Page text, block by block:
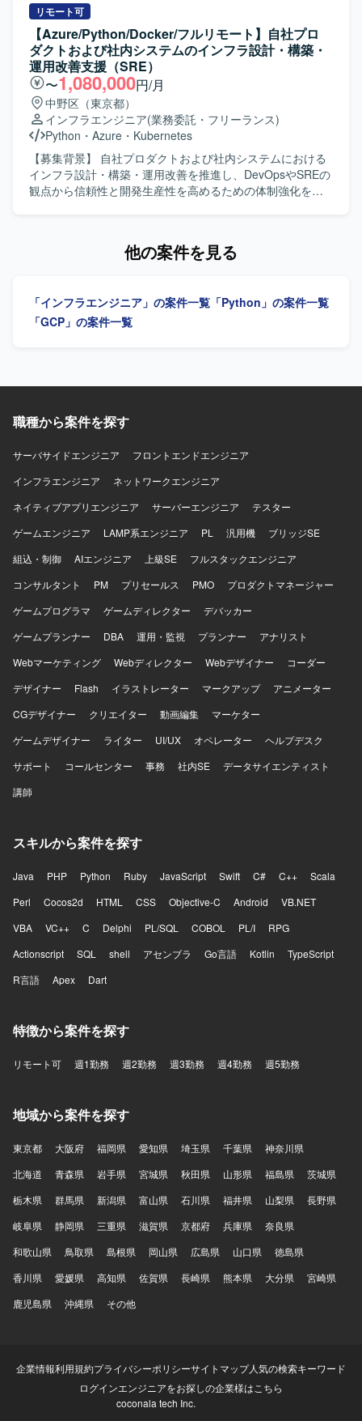
ます。
クの構築をチームの一員として経験でき、実践的なプロジ
ェクトに関わりながらスキルを深めることができます。ク
ラウドシフトやクラウドリフトを推進する環境で、IaCを活
用したコンテナ化に取り組み、モダンな技術スタックを実
務で習得できます。将来的には不動産テック分野でのデー
タパイプライン構築や分析基盤へのデータ集約など、機械
学習やAI関連プロジェクトに関わる機会も想定されていま
す。 【開発環境】 AWSを中心としたクラウドインフラ上
で、TerraformやCloudFormationなどのIaCツール、Ansible
やPuppetなどの構成管理ツール、Dockerおよびコンテナ関
連サービス（ECS、Fargate、ECR、API Gateway、
Lambda）を組み合わせた環境で開発・運用を行います。
おいて、自社プロダクトおよび社内システムのインフラ設
計、構築、運用改善をリードしていただきます。 会計デー
タを扱う高いセキュリティ要件を満たしながら、開発チー
ムが迅速かつ安全にデプロイできる環境を構築していただ
きます。 SLI/SLOによる信頼性の指標化、IaCによる再現性
のある基盤づくり、監視・オブザーバビリティ基盤の整備
を通じて、属人化しない運用体制を組織に根付かせていた
だきます。 Azureを中心としたクラウドインフラの設計、
構築、運用を行っていただきます。 IaC（Infrastructure as
Code）の推進を行っていただきます。 Pythonによる運用自
動化ツールの開発を行っていただきます。 CI/CDパイプラ
インの構築、運用を行っていただきます。 システムの監
/ SLO の導入、運用によるシステム信頼性の指標化と改善を
構築、運用改善を自律的にリードし、開発チームと協調し
ながらDevOpsやSREのプラクティスを組織に根付かせてい
SRE領域の実践に幅広く関わることができるポジションで
Terraformによる全環境のコード管理とマイグレーション管
理、可用性ゾーン・リージョンの冗長化、Front Doorによ
る負荷分散、Azure Monitor / Application Insights を用いた
監視とアラートのコード化、PITRによるバックアップ・リ
ストア運用などの環境でご参画いただきます。
リモート可
【Azure/Python/Docker/フルリモート】自社プロ
ダクトおよび社内システムのインフラ設計・構築・
運用改善支援（SRE）
〜1,080,000円/月
中野区（東京都）
インフラエンジニア(業務委託・フリーランス)
Python ・ Azure ・ Kubernetes
【募集背景】 自社プロダクトおよび社内システムにおける
インフラ設計・構築・運用改善を推進し、DevOpsやSREの
観点から信頼性と開発生産性を高めるための体制強化を行
満たしながら、開発チームが迅速かつ安全にデプロイでき
バビリティ基盤の整備を通じて、属人化しない運用体制を
組織に根付かせていただきます。 【求める人物像】 インフ
立を意識して行動できる方が望ましいです。 【ポジション
がら、クラウドインフラ、IaC、監視基盤、DevOpsなど
SRE領域全般をリードできるポジションです。会計データ
という高いセキュリティ要件下での設計・運用経験を通じ
て、信頼性工学や運用自動化のスキルを幅広く身につけて
いただけます。 【開発環境】 Azureを中心としたクラウド
Doorを用いた負荷分散、Azure Monitor / Application
Insights を用いた監視とアラートのコード化、PITRによる
きます。
他の案件を見る
「インフラエンジニア」の案件一覧 「Python」の案件一覧
「GCP」の案件一覧
職種から案件を探す
サーバサイドエンジニア
フロントエンドエンジニア
インフラエンジニア
ネットワークエンジニア
ネイティブアプリエンジニア
サーバーエンジニア
テスター
ゲームエンジニア
LAMP系エンジニア PL 汎用機
ブリッジSE
組込・制御
AIエンジニア 上級SE
フルスタックエンジニア
コンサルタント
PM プリセールス PMO
プロダクトマネージャー
ゲームプログラマ
ゲームディレクター
デバッカー
ゲームプランナー
DBA 運用・監視 プランナー
アナリスト
Webマーケティング
Webディレクター Webデザイナー
コーダー
デザイナー
Flash イラストレーター マークアップ
アニメーター
CGデザイナー
クリエイター 動画編集
マーケター
ゲームデザイナー
ライター UI/UX オペレーター
ヘルプデスク
サポート
コールセンター 事務 社内SE
データサイエンティスト
講師
スキルから案件を探す
Java PHP Python Ruby JavaScript Swift C# C++
Scala
Perl
Cocos2d HTML CSS Objective-C Android
VB.NET
VBA
VC++ C Delphi PL/SQL COBOL PL/I
RPG
Actionscript
SQL shell アセンブラ Go言語 Kotlin
TypeScript
R言語
Apex Dart
特徴から案件を探す
リモート可 週1勤務 週2勤務 週3勤務 週4勤務 週5勤務
地域から案件を探す
東京都 大阪府 福岡県 愛知県 埼玉県 千葉県
神奈川県
北海道
青森県 岩手県 宮城県 秋田県 山形県 福島県
茨城県
栃木県
群馬県 新潟県 富山県 石川県 福井県 山梨県
長野県
岐阜県
静岡県 三重県 滋賀県 京都府 兵庫県
奈良県
和歌山県
鳥取県 島根県 岡山県 広島県 山口県
徳島県
香川県
愛媛県 高知県 佐賀県 長崎県 熊本県 大分県
宮崎県
鹿児島県
沖縄県 その他
企業情報利用規約プライバシーポリシーサイトマップ人気の検索キーワード
ログインエンジニアをお探しの企業様はこちら
coconala tech Inc.